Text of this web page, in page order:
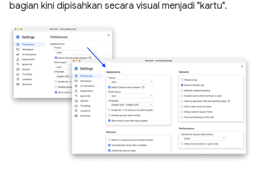
bagian kini dipisahkan secara visual menjadi "kartu".